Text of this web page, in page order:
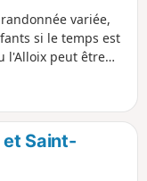
variée,
si le temps est
l'Alloix peut être
à faire par temps
de parcours pour
nique) et
de préférence
les cascades
et Saint-